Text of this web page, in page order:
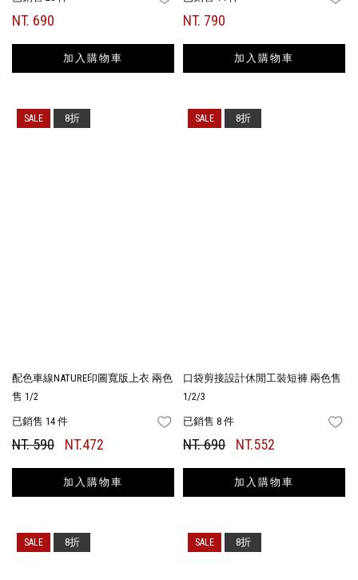
NT. 690
加入購物車
NT. 790
加入購物車
配色車線NATURE印圖寬版上衣 兩色
售 1/2
已銷售 14 件 FAVORITES
NT. 590 NT.472
加入購物車
8折
口袋剪接設計休閒工裝短褲 兩色售
1/2/3
已銷售 8 件
NT. 690 NT.552
加入購物車
8折
8折 8折